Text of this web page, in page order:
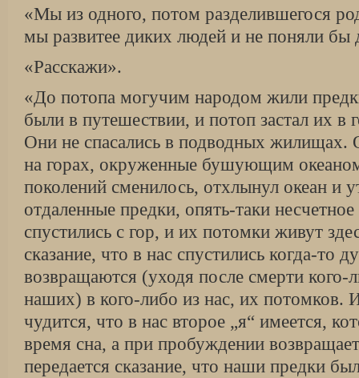
«Мы из одного, потом разделившегося
мы развитее диких людей и не поняли бы
«Расскажи».
«До потопа могучим народом жили
были в путешествии, и потоп застал их в
Они не спасались в подводных жилищах.
на горах, окруженные бушующим
поколений сменилось, отхлынул океан и
отдаленные предки, опять-таки
спустились с гор, и их потомки живут
сказание, что в нас спустились когда-то
возвращаются (уходя после смерти кого-
наших) в кого-либо из нас, их потомков.
чудится, что в нас второе „я“ имеется,
время сна, а при пробуждении
передается сказание, что наши предки